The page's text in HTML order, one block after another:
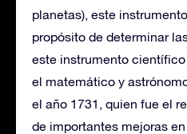
planetas), este
propósito de determinar
este instrumento
el matemático y
el año 1731, quien fue el
de importantes mejoras